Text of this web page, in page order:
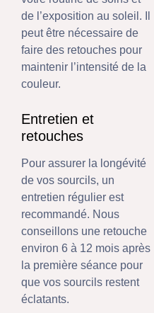
de l’exposition au soleil. Il
peut être nécessaire de
faire des retouches pour
maintenir l’intensité de la
couleur.
Entretien et
retouches
Pour assurer la longévité
de vos sourcils, un
entretien régulier est
recommandé. Nous
conseillons une retouche
environ 6 à 12 mois après
la première séance pour
que vos sourcils restent
éclatants.